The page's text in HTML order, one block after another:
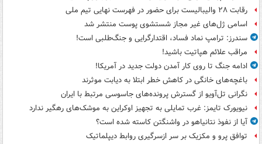
رقابت ۲۸ والیبالیست برای حضور در فهرست نهایی تیم ملی
اسامی ژل‌های غیر مجاز شستشوی پوست منتشر شد
سندرز: ترامپ نماد فساد، اقتدارگرایی و جنگ‌طلبی است!
مراقب علائم هپاتیت باشید!
ادامه جنگ تا روی کار آمدن دولت جدید در آمریکا!
باغچه‌های خانگی در کاهش خطر ابتلا به دیابت موثرند
نگرانی تل‌آویو از گسترش پرونده‌های جاسوسی مرتبط با ایران
نیویورک تایمز: غرب تمایلی به تجهیز اوکراین به موشک‌های رهگیر ندارد
آیا از نفوذ نتانیاهو در واشنگتن کاسته شده است؟
توافق پرو و مکزیک بر سر ازسرگیری روابط دیپلماتیک